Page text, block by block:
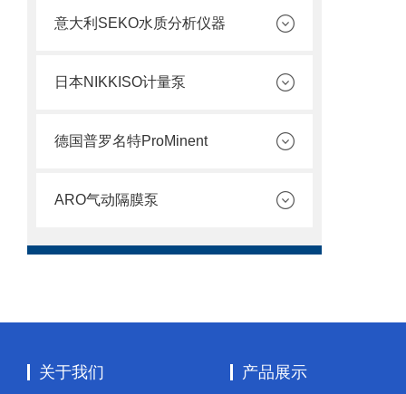
意大利SEKO水质分析仪器
日本NIKKISO计量泵
德国普罗名特ProMinent
ARO气动隔膜泵
关于我们 产品展示